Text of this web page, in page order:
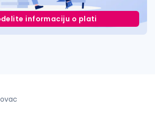
informaciju o plati